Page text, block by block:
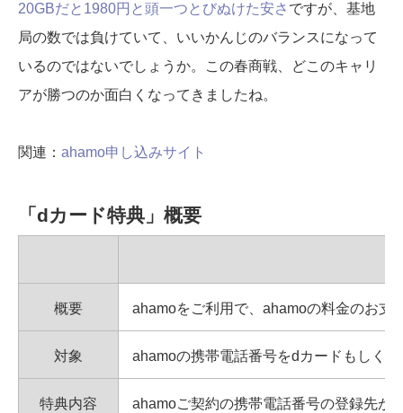
20GBだと1980円と頭一つとびぬけた安さ ですが、基地
局の数では負けていて、いいかんじのバランスになって
いるのではないでしょうか。この春商戦、どこのキャリ
アが勝つのか面白くなってきましたね。
関連： ahamo申し込みサイト
「dカード特典」概要
概要 ahamoをご利用で、ahamoの料金のお支
対象 ahamoの携帯電話番号をdカードもしく
特典内容 ahamoご契約の携帯電話番号の登録先が